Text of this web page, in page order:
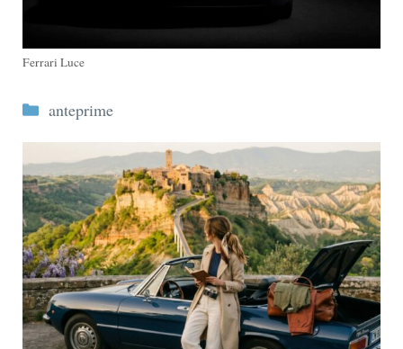
Ferrari Luce
Categorie
anteprime